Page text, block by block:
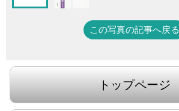
この写真の記事へ戻る
トップページ